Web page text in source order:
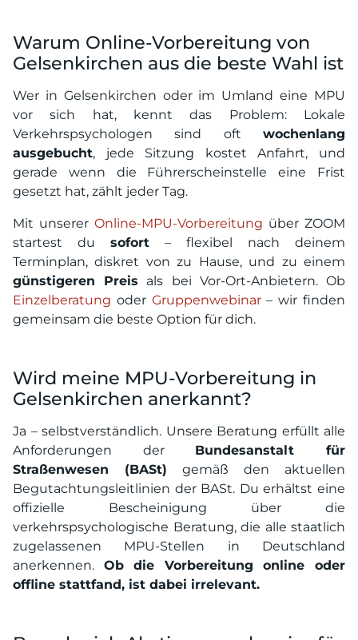
Warum Online-Vorbereitung von
Gelsenkirchen aus die beste Wahl ist
Wer in Gelsenkirchen oder im Umland eine MPU
vor sich hat, kennt das Problem: Lokale
Verkehrspsychologen sind oft wochenlang
ausgebucht, jede Sitzung kostet Anfahrt, und
gerade wenn die Führerscheinstelle eine Frist
gesetzt hat, zählt jeder Tag.
Mit unserer Online-MPU-Vorbereitung über ZOOM
startest du sofort – flexibel nach deinem
Terminplan, diskret von zu Hause, und zu einem
günstigeren Preis als bei Vor-Ort-Anbietern. Ob
Einzelberatung oder Gruppenwebinar– wir finden
gemeinsam die beste Option für dich.
Wird meine MPU-Vorbereitung in
Gelsenkirchen anerkannt?
Ja – selbstverständlich. Unsere Beratung erfüllt alle
Anforderungen der Bundesanstalt für
Straßenwesen (BASt) gemäß den aktuellen
Begutachtungsleitlinien der BASt. Du erhältst eine
offizielle Bescheinigung über die
verkehrspsychologische Beratung, die alle staatlich
zugelassenen MPU-Stellen in Deutschland
anerkennen. Ob die Vorbereitung online oder
offline stattfand, ist dabei irrelevant.